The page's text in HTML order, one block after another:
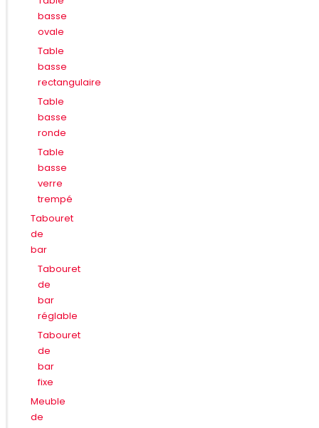
basse
ovale
Table
basse
rectangulaire
Table
basse
ronde
Table
basse
verre
trempé
Tabouret
de
bar
Tabouret
de
bar
réglable
Tabouret
de
bar
fixe
Meuble
de